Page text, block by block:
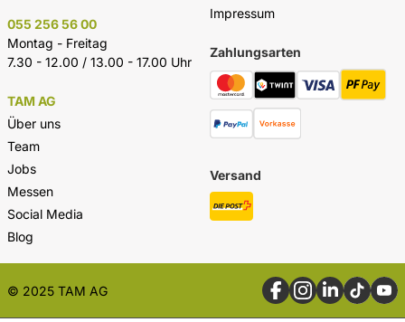
055 256 56 00
Montag - Freitag
7.30 - 12.00 / 13.00 - 17.00 Uhr
TAM AG
Über uns
Team
Jobs
Messen
Social Media
Blog
Impressum
Zahlungsarten
Versand
© 2025 TAM AG